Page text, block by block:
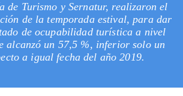
de Turismo y Sernatur, realizaron el
de la temporada estival, para dar
de ocupabilidad turística a nivel
alcanzó un 57,5 %, inferior solo un
a igual fecha del año 2019.